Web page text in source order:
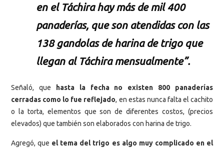
en el Táchira hay más de mil 400
panaderías, que son atendidas con las
138 gandolas de harina de trigo que
llegan al Táchira mensualmente”.
Señaló, que
hasta la fecha no existen 800 panaderías
cerradas como lo fue reflejado, en estas nunca falta el cachito
o la torta, elementos que son de diferentes costos, (precios
elevados) que también son elaborados con harina de trigo.
Agregó, que el tema del trigo es algo muy complicado en el